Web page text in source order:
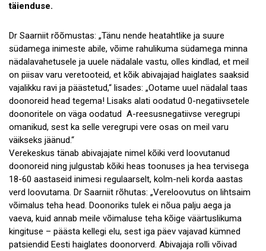
täienduse.
Dr Saarniit rõõmustas: „Tänu nende heatahtlike ja suure
südamega inimeste abile, võime rahulikuma südamega minna
nädalavahetusele ja uuele nädalale vastu, olles kindlad, et meil
on piisav varu veretooteid, et kõik abivajajad haiglates saaksid
vajalikku ravi ja päästetud,“ lisades: „Ootame uuel nädalal taas
doonoreid head tegema! Lisaks alati oodatud 0-negatiivsetele
doonoritele on väga oodatud A-reesusnegatiivse veregrupi
omanikud, sest ka selle veregrupi vere osas on meil varu
väikseks jäänud.“
Verekeskus tänab abivajajate nimel kõiki verd loovutanud
doonoreid ning julgustab kõiki heas toonuses ja hea tervisega
18-60 aastaseid inimesi regulaarselt, kolm-neli korda aastas
verd loovutama. Dr Saarniit rõhutas: „Vereloovutus on lihtsaim
võimalus teha head. Doonoriks tulek ei nõua palju aega ja
vaeva, kuid annab meile võimaluse teha kõige väärtuslikuma
kingituse – päästa kellegi elu, sest iga päev vajavad kümned
patsiendid Eesti haiglates doonorverd. Abivajaja rolli võivad